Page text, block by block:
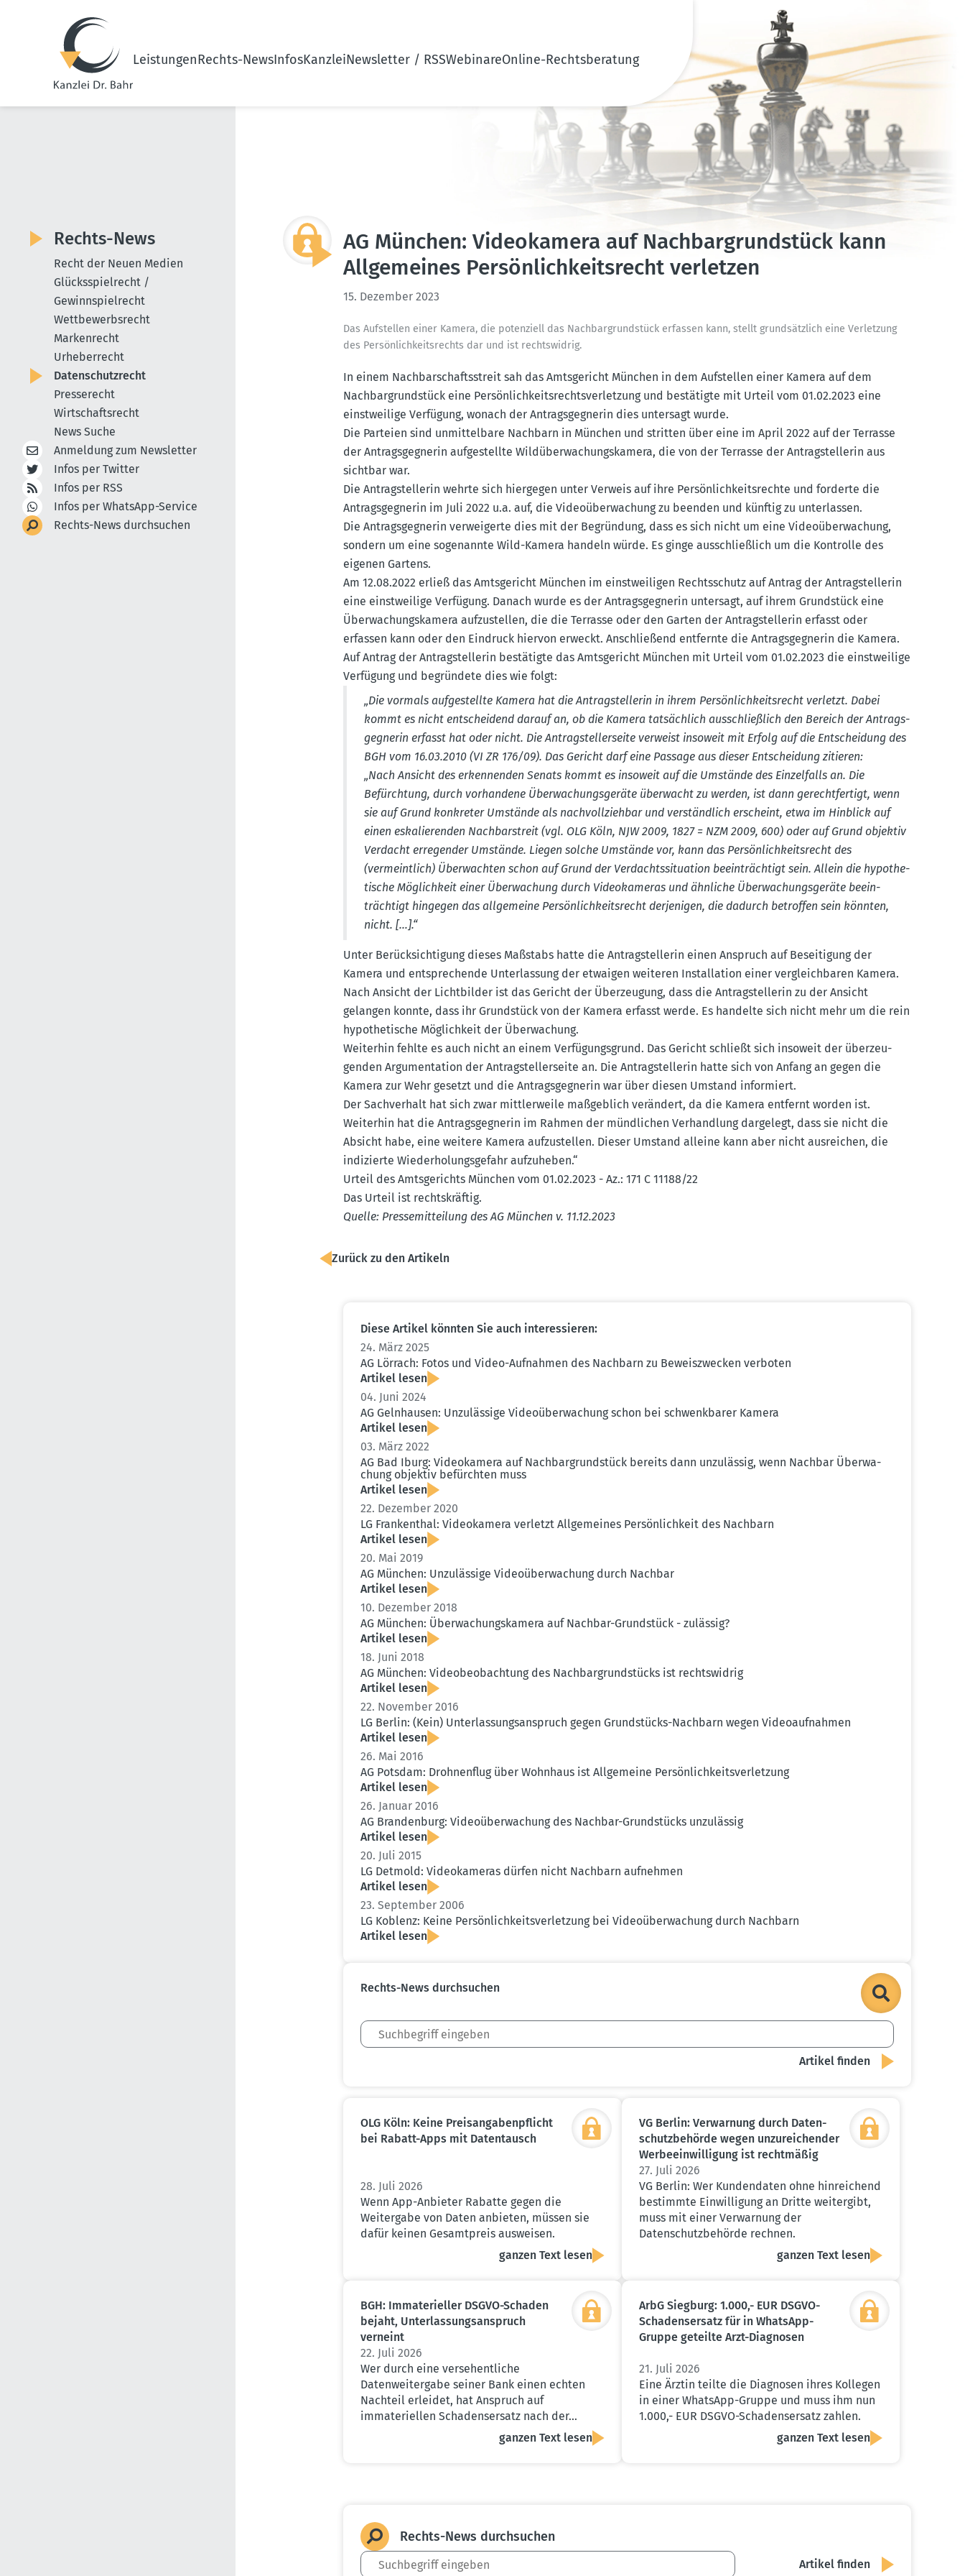
LeistungenRechts-NewsInfosKanzleiNewsletter / RSSWebinareOnline-Rechtsberatung
AG München: Video­kamera auf Nachbar­grund­stück kann
Allge­meines Persön­lich­keits­recht verletzen
15. Dezember 2023
Das Aufstellen einer Kamera, die poten­ziell das Nachbar­grund­stück erfassen kann, stellt grund­sätzlich eine Verletzung
des Persön­lich­keits­rechts dar und ist rechts­widrig.
In einem Nachbar­schafts­streit sah das Amtsge­richt München in dem Aufstellen einer Kamera auf dem
Nachbar­grund­stück eine Persön­lich­keits­rechts­ver­letzung und bestä­tigte mit Urteil vom 01.02.2023 eine
einst­weilige Verfügung, wonach der Antrags­geg­nerin dies untersagt wurde.
Die Parteien sind unmit­telbare Nachbarn in München und stritten über eine im April 2022 auf der Terrasse
der Antrags­geg­nerin aufge­stellte Wildüber­wa­chungs­kamera, die von der Terrasse der Antrag­stel­lerin aus
sichtbar war.
Die Antrag­stel­lerin wehrte sich hiergegen unter Verweis auf ihre Persön­lich­keits­rechte und forderte die
Antrags­geg­nerin im Juli 2022 u.a. auf, die Video­über­wa­chung zu beenden und künftig zu unter­lassen.
Die Antrags­geg­nerin verwei­gerte dies mit der Begründung, dass es sich nicht um eine Video­über­wa­chung,
sondern um eine sogenannte Wild-Kamera handeln würde. Es ginge ausschlie­ßlich um die Kontrolle des
eigenen Gartens.
Am 12.08.2022 erließ das Amtsge­richt München im einst­wei­ligen Rechts­schutz auf Antrag der Antrag­stel­lerin
eine einst­weilige Verfügung. Danach wurde es der Antrags­geg­nerin untersagt, auf ihrem Grund­stück eine
Überwa­chungs­kamera aufzu­stellen, die die Terrasse oder den Garten der Antrag­stel­lerin erfasst oder
erfassen kann oder den Eindruck hiervon erweckt. Anschließend entfernte die Antrags­geg­nerin die Kamera.
Auf Antrag der Antrag­stel­lerin bestä­tigte das Amtsge­richt München mit Urteil vom 01.02.2023 die einst­weilige
Verfügung und begründete dies wie folgt:
„Die vormals aufge­stellte Kamera hat die Antrag­stel­lerin in ihrem Persön­lich­keits­recht verletzt. Dabei
kommt es nicht entscheidend darauf an, ob die Kamera tatsächlich ausschlie­ßlich den Bereich der Antrags­
geg­nerin erfasst hat oder nicht. Die Antrag­stel­ler­seite verweist insoweit mit Erfolg auf die Entscheidung des
BGH vom 16.03.2010 (VI ZR 176/09). Das Gericht darf eine Passage aus dieser Entscheidung zitieren:
„Nach Ansicht des erken­nenden Senats kommt es insoweit auf die Umstände des Einzel­falls an. Die
Befürchtung, durch vorhandene Überwa­chungs­geräte überwacht zu werden, ist dann gerecht­fertigt, wenn
sie auf Grund konkreter Umstände als nachvoll­ziehbar und verständlich erscheint, etwa im Hinblick auf
einen eskalie­renden Nachbar­streit (vgl. OLG Köln, NJW 2009, 1827 = NZM 2009, 600) oder auf Grund objektiv
Verdacht erregender Umstände. Liegen solche Umstände vor, kann das Persön­lich­keits­recht des
(vermeintlich) Überwachten schon auf Grund der Verdachts­si­tuation beein­trächtigt sein. Allein die hypothe­
tische Möglichkeit einer Überwa­chung durch Video­ka­meras und ähnliche Überwa­chungs­geräte beein­
trächtigt hingegen das allge­meine Persön­lich­keits­recht derje­nigen, die dadurch betroffen sein könnten,
nicht. […].“
Unter Berück­sich­tigung dieses Maßstabs hatte die Antrag­stel­lerin einen Anspruch auf Besei­tigung der
Kamera und entspre­chende Unter­lassung der etwaigen weiteren Instal­lation einer vergleich­baren Kamera.
Nach Ansicht der Licht­bilder ist das Gericht der Überzeugung, dass die Antrag­stel­lerin zu der Ansicht
gelangen konnte, dass ihr Grund­stück von der Kamera erfasst werde. Es handelte sich nicht mehr um die rein
hypothe­tische Möglichkeit der Überwa­chung.
Weiterhin fehlte es auch nicht an einem Verfü­gungs­grund. Das Gericht schließt sich insoweit der überzeu­
genden Argumen­tation der Antrag­stel­ler­seite an. Die Antrag­stel­lerin hatte sich von Anfang an gegen die
Kamera zur Wehr gesetzt und die Antrags­geg­nerin war über diesen Umstand infor­miert.
Der Sachverhalt hat sich zwar mittler­weile maßgeblich verändert, da die Kamera entfernt worden ist.
Weiterhin hat die Antrags­geg­nerin im Rahmen der mündlichen Verhandlung dargelegt, dass sie nicht die
Absicht habe, eine weitere Kamera aufzu­stellen. Dieser Umstand alleine kann aber nicht ausreichen, die
indizierte Wieder­ho­lungs­gefahr aufzu­heben.“
Urteil des Amtsge­richts München vom 01.02.2023 - Az.: 171 C 11188/22
Das Urteil ist rechts­kräftig.
Quelle: Presse­mit­teilung des AG München v. 11.12.2023
Zurück zu den Artikeln
Diese Artikel könnten Sie auch inter­es­sieren:
24. März 2025
AG Lörrach: Fotos und Video-Aufnahmen des Nachbarn zu Beweis­zwecken verboten
Artikel lesen
04. Juni 2024
AG Gelnhausen: Unzulässige Video­über­wa­chung schon bei schwenk­barer Kamera
Artikel lesen
03. März 2022
AG Bad Iburg: Video­kamera auf Nachbar­grund­stück bereits dann unzulässig, wenn Nachbar Überwa­
chung objektiv befürchten muss
Artikel lesen
22. Dezember 2020
LG Frankenthal: Video­kamera verletzt Allge­meines Persön­lichkeit des Nachbarn
Artikel lesen
20. Mai 2019
AG München: Unzulässige Video­über­wa­chung durch Nachbar
Artikel lesen
10. Dezember 2018
AG München: Überwa­chungs­kamera auf Nachbar-Grund­stück - zulässig?
Artikel lesen
18. Juni 2018
AG München: Video­be­ob­achtung des Nachbar­grund­stücks ist rechts­widrig
Artikel lesen
22. November 2016
LG Berlin: (Kein) Unter­las­sungs­an­spruch gegen Grund­stücks-Nachbarn wegen Video­auf­nahmen
Artikel lesen
26. Mai 2016
AG Potsdam: Drohnenflug über Wohnhaus ist Allge­meine Persön­lich­keits­ver­letzung
Artikel lesen
26. Januar 2016
AG Brandenburg: Video­über­wa­chung des Nachbar-Grund­stücks unzulässig
Artikel lesen
20. Juli 2015
LG Detmold: Video­ka­meras dürfen nicht Nachbarn aufnehmen
Artikel lesen
23. September 2006
LG Koblenz: Keine Persön­lich­keits­ver­letzung bei Video­über­wa­chung durch Nachbarn
Artikel lesen
Rechts-News durch­suchen
OLG Köln: Keine Preis­an­ga­ben­pflicht
bei Rabatt-Apps mit Daten­tausch
28. Juli 2026
Wenn App-Anbieter Rabatte gegen die
Weitergabe von Daten anbieten, müssen sie
dafür keinen Gesamtpreis ausweisen.
ganzen Text lesen
VG Berlin: Verwarnung durch Daten­
schutz­be­hörde wegen unzurei­chender
Werbe­ein­wil­ligung ist recht­mäßig
27. Juli 2026
VG Berlin: Wer Kundendaten ohne hinreichend
bestimmte Einwilligung an Dritte weitergibt,
muss mit einer Verwarnung der
Datenschutzbehörde rechnen.
ganzen Text lesen
BGH: Immate­ri­eller DSGVO-Schaden
bejaht, Unter­las­sungs­an­spruch
verneint
22. Juli 2026
Wer durch eine versehentliche
Datenweitergabe seiner Bank einen echten
Nachteil erleidet, hat Anspruch auf
immateriellen Schadensersatz nach der…
ganzen Text lesen
ArbG Siegburg: 1.000,- EUR DSGVO-
Schadens­ersatz für in WhatsApp-
Gruppe geteilte Arzt-Diagnosen
21. Juli 2026
Eine Ärztin teilte die Diagnosen ihres Kollegen
in einer WhatsApp-Gruppe und muss ihm nun
1.000,- EUR DSGVO-Schadensersatz zahlen.
ganzen Text lesen
Rechts-News durch­suchen
Rechts-News
Recht der Neuen Medien
Glücksspielrecht /
Gewinnspielrecht
Wettbewerbsrecht
Markenrecht
Urheberrecht
Datenschutzrecht
Presserecht
Wirtschaftsrecht
News Suche
Anmeldung zum Newsletter
Infos per Twitter
Infos per RSS
Infos per WhatsApp-Service
Rechts-News durchsuchen